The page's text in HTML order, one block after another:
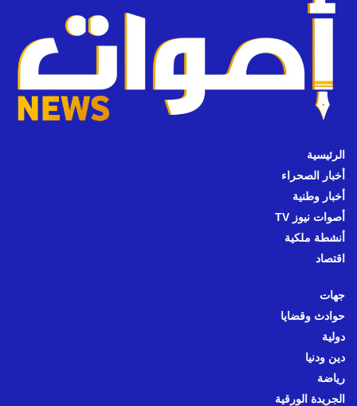
الرئيسية
أخبار الصحراء
أخبار وطنية
أصوات نيوز TV
أنشطة ملكية
اقتصاد
جهات
حوادث وقضايا
دولية
دين ودنيا
رياضة
الجريدة الورقية